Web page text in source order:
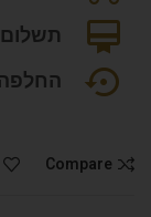
החלפה עד 14
Compare